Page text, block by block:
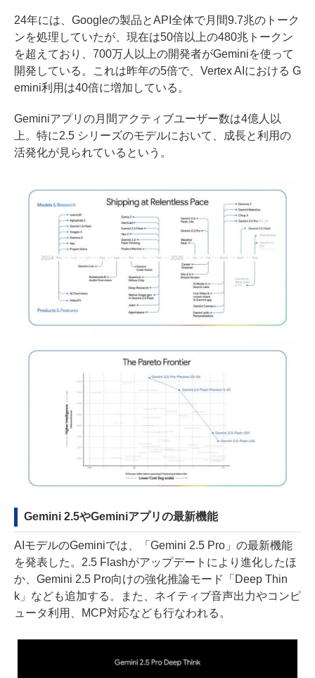
24年には、Googleの製品とAPI全体で月間9.7兆のトーク
ンを処理していたが、現在は50倍以上の480兆トークン
を超えており、700万人以上の開発者がGeminiを使って
開発している。これは昨年の5倍で、Vertex AIにおける G
emini利用は40倍に増加している。
Geminiアプリの月間アクティブユーザー数は4億人以
上。特に2.5 シリーズのモデルにおいて、成長と利用の
活発化が見られているという。
Gemini 2.5やGeminiアプリの最新機能
AIモデルのGeminiでは、「Gemini 2.5 Pro」の最新機能
を発表した。2.5 Flashがアップデートにより進化したほ
か、Gemini 2.5 Pro向けの強化推論モード「Deep Thin
k」なども追加する。また、ネイティブ音声出力やコンピ
ュータ利用、MCP対応なども行なわれる。